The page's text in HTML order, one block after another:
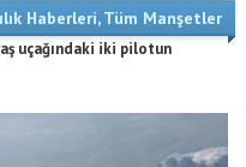
Haberleri,Tüm Manşetler
uçağındaki iki pilotun